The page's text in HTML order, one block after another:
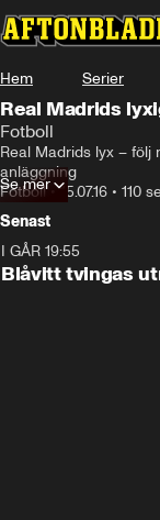
Hem Serier
Real Madrids
Fotboll
Real Madrids lyx –
anläggning
Fotboll•15.07.16 • 110
Se mer
Senast
I GÅR 19:55
Blåvitt tvingas